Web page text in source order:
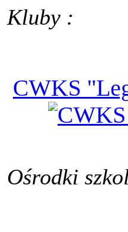
Kluby :
CWKS
Ośrodki